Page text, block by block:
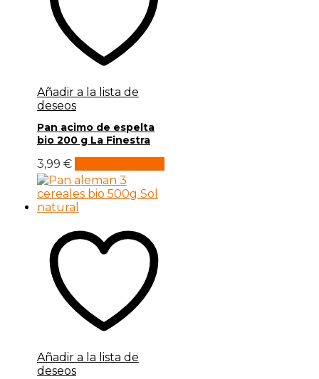
Añadir a la lista de
deseos
Pan acimo de espelta
bio 200 g La Finestra
3,99 €
Añadir a la lista de
deseos